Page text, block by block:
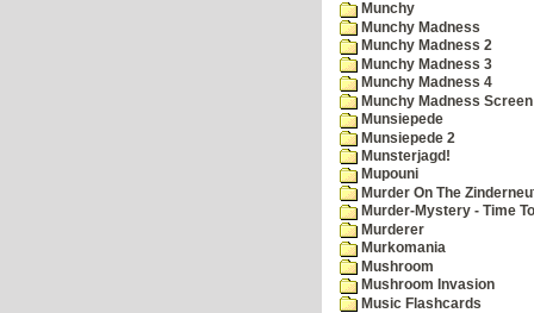
Munchy
Munchy Madness
Munchy Madness 2
Munchy Madness 3
Munchy Madness 4
Munchy Madness
Munsiepede
Munsiepede 2
Munsterjagd!
Mupouni
Murder On The
Murder-Mystery - Time
Murderer
Murkomania
Mushroom
Mushroom Invasion
Music Flashcards